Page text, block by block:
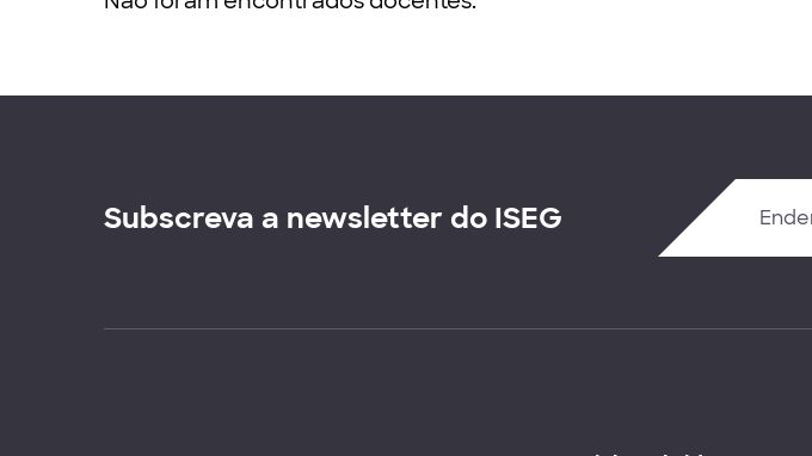
Subscreva a newsletter do ISEG